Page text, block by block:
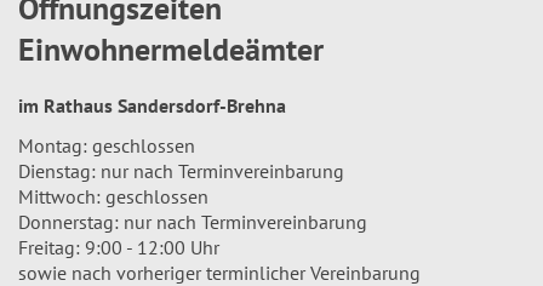
Einwohnermeldeämter
im Rathaus Sandersdorf-Brehna
Montag: geschlossen
Dienstag: nur nach Terminvereinbarung
Mittwoch: geschlossen
Donnerstag: nur nach Terminvereinbarung
Freitag: 9:00 - 12:00 Uhr
sowie nach vorheriger terminlicher Vereinbarung